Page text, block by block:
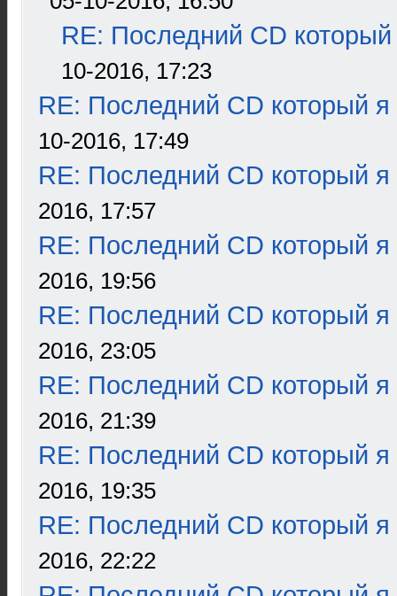
RE: Последний CD который
10-2016, 17:23
RE: Последний CD который я
10-2016, 17:49
RE: Последний CD который я
2016, 17:57
RE: Последний CD который я
2016, 19:56
RE: Последний CD который я
2016, 23:05
RE: Последний CD который я
2016, 21:39
RE: Последний CD который я
2016, 19:35
RE: Последний CD который я
2016, 22:22